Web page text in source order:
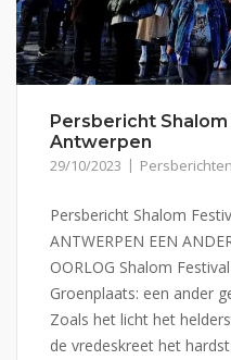
Persbericht
Antwerpen
29/10/2023 Persberichten
Persbericht Shalom
ANTWERPEN EEN
OORLOG Shalom
Groenplaats: een ander
Zoals het licht het
de vredeskreet het